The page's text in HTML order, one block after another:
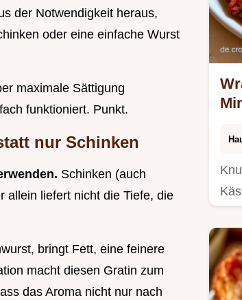
der Notwendigkeit heraus,
oder eine einfache Wurst
maximale Sättigung
funktioniert. Punkt.
nur Schinken
Schinken (auch
allein liefert nicht die Tiefe, die
bringt Fett, eine feinere
macht diesen Gratin zum
das Aroma nicht nur nach